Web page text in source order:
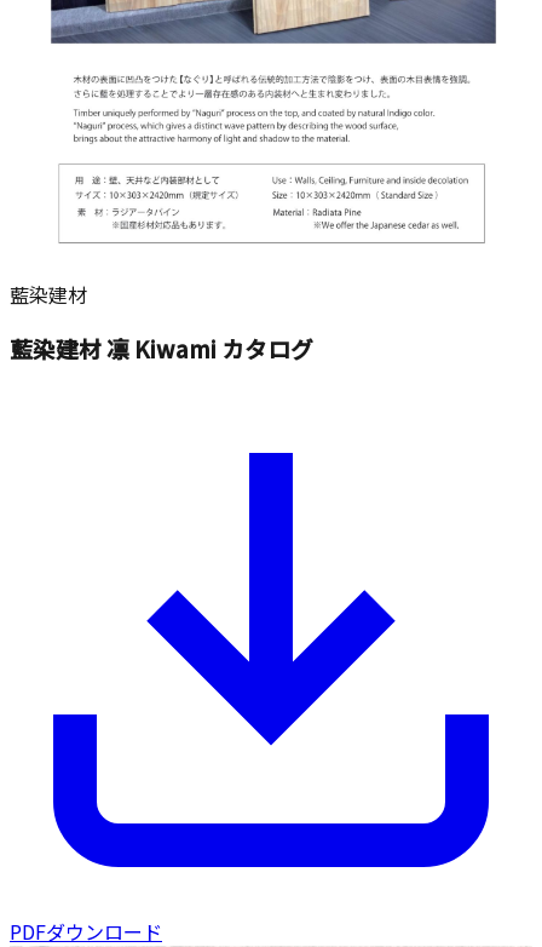
藍染建材
藍染建材 凛 Kiwami カタログ
PDFダウンロード